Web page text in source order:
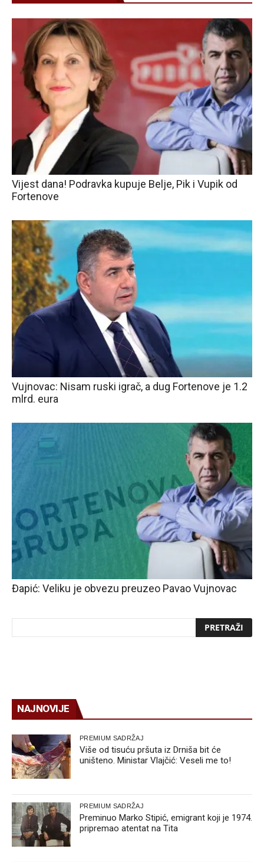
Vijest dana! Podravka kupuje Belje, Pik i Vupik od
Fortenove
Vujnovac: Nisam ruski igrač, a dug Fortenove je 1.2
mlrd. eura
Đapić: Veliku je obvezu preuzeo Pavao Vujnovac
NAJNOVIJE
PREMIUM SADRŽAJ
Više od tisuću pršuta iz Drniša bit će
uništeno. Ministar Vlajčić: Veseli me to!
PREMIUM SADRŽAJ
Preminuo Marko Stipić, emigrant koji je 1974.
pripremao atentat na Tita